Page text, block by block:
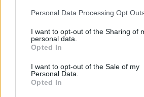
This information may also be disclosed
disclose it to other third parties.
Please note that this website/app uses
services and may gather and store
not limited to your visit or usage
grant or deny consent to Google and its
Personal Data Processing Opt
I want to opt-out of the Sharing of
personal data.
Opted In
I want to opt-out of the Sale of my
Personal Data.
Opted In
Il rubinetto di Rabat